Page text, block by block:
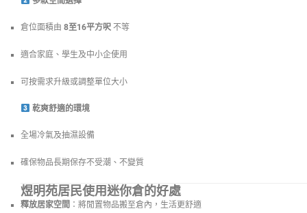
倉位面積由 8至16平方呎 不等
適合家庭、學生及中小企使用
可按需求升級或調整單位大小
乾爽舒適的環境
全場冷氣及抽濕設備
確保物品長期保存不受潮、不變質
煜明苑居民使用迷你倉的好處
釋放居家空間 ：將閒置物品搬至倉內，生活更舒適